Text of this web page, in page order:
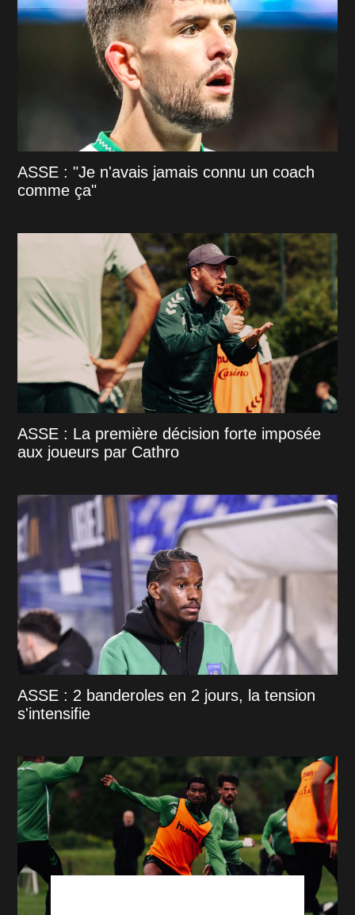
ASSE : "Je n'avais jamais connu un coach
comme ça"
ASSE : La première décision forte imposée
aux joueurs par Cathro
ASSE : 2 banderoles en 2 jours, la tension
s'intensifie